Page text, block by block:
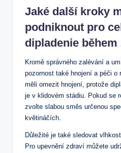
Jaké další kroky
podniknout pro
dipladenie ‍během
Kromě správného​ zalévání a
‌pozornost také hnojení a péči
měli omezit hnojení, protože
je v klidovém stádiu. Pokud se
zvolte​ slabou směs určenou
květináčích.
Důležité je ⁤také sledovat
Pro upevnění zdraví můžete